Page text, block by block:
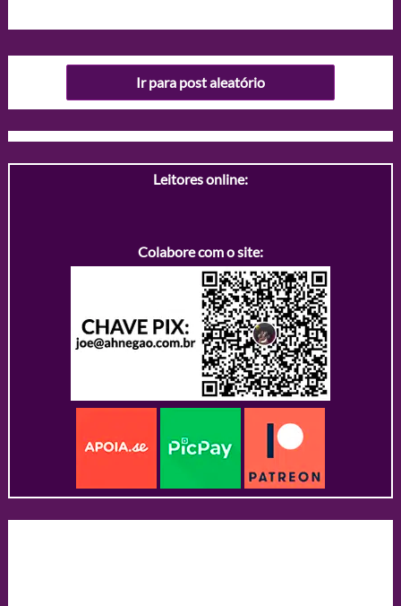
Ir para post aleatório
Leitores online:
Colabore com o site: